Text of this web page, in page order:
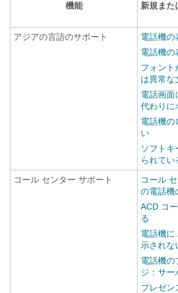
機能
新規また
アジアの言語のサポート
電話機の
電話機の
フォント
は異常な
電話画面
代わりに
電話機の
い
ソフトキ
られてい
コール センター サポート
コール
の電話機
ACD コ
る
電話機に
示されな
電話機の
ジ：サー
プレゼン